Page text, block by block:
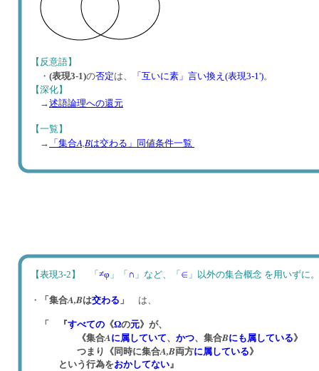
【反意語】
・ (表現3-1)の否定は、 「互いに素」言い換え(表現3-1')。
【深化】
→述語論理への還元
【一覧】
→ 「集合A,Bは交わる」同値条件一覧
【表現3-2】 「≠φ 」「∩ 」など、「∈ 」以外の集合概念 を用い
・ 「集合A,Bは交わる 」 は、
「 『すべての 《Ωの元》が、
《集合Aに属していて、 かつ、集合Bにも属している》
つまり《同時に集合A,B両方に属している》
という行為をおかしてない』